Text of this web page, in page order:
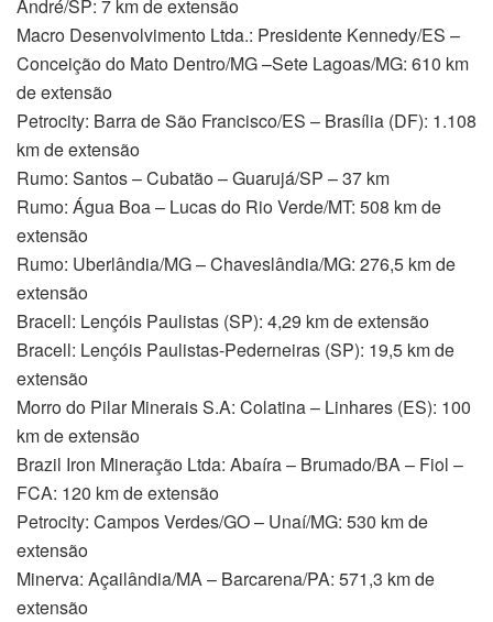
André/SP: 7 km de extensão
Macro Desenvolvimento Ltda.: Presidente Kennedy/ES –
Conceição do Mato Dentro/MG –Sete Lagoas/MG: 610 km
de extensão
Petrocity: Barra de São Francisco/ES – Brasília (DF): 1.108
km de extensão
Rumo: Santos – Cubatão – Guarujá/SP – 37 km
Rumo: Água Boa – Lucas do Rio Verde/MT: 508 km de
extensão
Rumo: Uberlândia/MG – Chaveslândia/MG: 276,5 km de
extensão
Bracell: Lençóis Paulistas (SP): 4,29 km de extensão
Bracell: Lençóis Paulistas-Pederneiras (SP): 19,5 km de
extensão
Morro do Pilar Minerais S.A: Colatina – Linhares (ES): 100
km de extensão
Brazil Iron Mineração Ltda: Abaíra – Brumado/BA – Fiol –
FCA: 120 km de extensão
Petrocity: Campos Verdes/GO – Unaí/MG: 530 km de
extensão
Minerva: Açailândia/MA – Barcarena/PA: 571,3 km de
extensão